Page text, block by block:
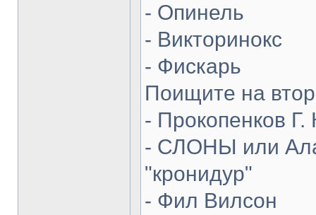
- Опинель
- Викторинокс
- Фискарь
Поищите на
- Прокопенков Г.
- СЛОНЫ или
"кронидур"
- Фил Вилсон